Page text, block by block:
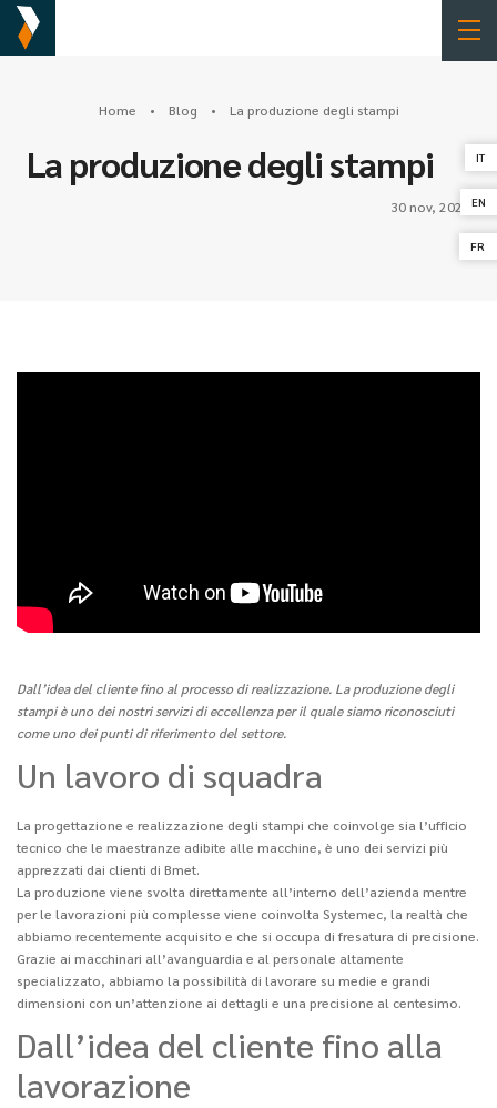
IT
EN
FR
Home • Blog • La produzione degli stampi
La produzione degli stampi
30 nov, 2022
Dall’idea del cliente fino al processo di realizzazione. La produzione degli
stampi è uno dei nostri servizi di eccellenza per il quale siamo riconosciuti
come uno dei punti di riferimento del settore.
Un lavoro di squadra
La progettazione e realizzazione degli stampi che coinvolge sia l’ufficio
tecnico che le maestranze adibite alle macchine, è uno dei servizi più
apprezzati dai clienti di Bmet.
La produzione viene svolta direttamente all’interno dell’azienda mentre
per le lavorazioni più complesse viene coinvolta Systemec, la realtà che
abbiamo recentemente acquisito e che si occupa di fresatura di precisione.
Grazie ai macchinari all’avanguardia e al personale altamente
specializzato, abbiamo la possibilità di lavorare su medie e grandi
dimensioni con un’attenzione ai dettagli e una precisione al centesimo.
Dall’idea del cliente fino alla
lavorazione